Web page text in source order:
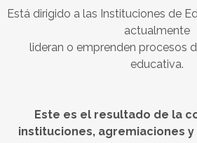
Está dirigido a las Instituciones de
actualmente
lideran o emprenden procesos
educativa.
Este es el resultado de la
instituciones, agremiaciones